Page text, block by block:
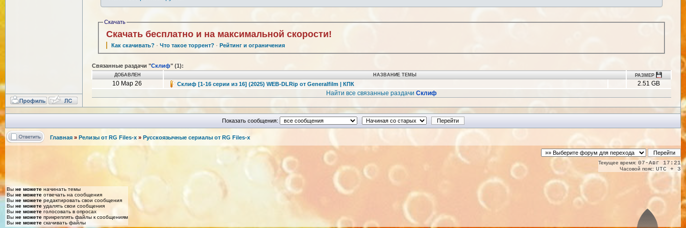
Скачать
Скачать бесплатно и на максимальной скорости!
Как скачивать? ·Что такое торрент? · Рейтинг и ограничения
Связанные раздачи "Склиф" (1):
ДОБАВЛЕН НАЗВАНИЕ ТЕМЫ РАЗМЕР
10 Мар 26 Склиф [1-16 серии из 16] (2025) WEB-DLRip от Generalfilm | КПК
2.51 GB
Найти все связанные раздачи Склиф
Показать сообщения:
Главная » Релизы от RG Files-x » Русскоязычные сериалы от RG Files-x
Текущее время: 07-Авг 17:21
Часовой пояс: UTC + 3
Вы не можете начинать темы
Вы не можете отвечать на сообщения
Вы не можете редактировать свои сообщения
Вы не можете удалять свои сообщения
Вы не можете голосовать в опросах
Вы не можете прикреплять файлы к сообщениям
Вы не можете скачивать файлы